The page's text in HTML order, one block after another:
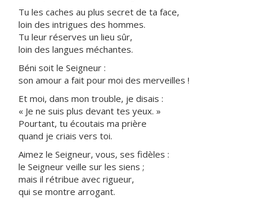
Tu les caches au plus secret de ta face,
loin des intrigues des hommes.
Tu leur réserves un lieu sûr,
loin des langues méchantes.
Béni soit le Seigneur :
son amour a fait pour moi des merveilles !
Et moi, dans mon trouble, je disais :
« Je ne suis plus devant tes yeux. »
Pourtant, tu écoutais ma prière
quand je criais vers toi.
Aimez le Seigneur, vous, ses fidèles :
le Seigneur veille sur les siens ;
mais il rétribue avec rigueur,
qui se montre arrogant.